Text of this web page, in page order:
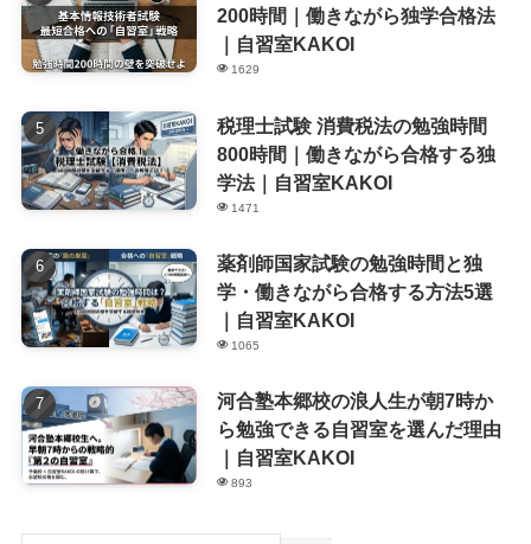
200時間｜働きながら独学合格法
｜自習室KAKOI
1629
税理士試験 消費税法の勉強時間
800時間｜働きながら合格する独
学法｜自習室KAKOI
1471
薬剤師国家試験の勉強時間と独
学・働きながら合格する方法5選
｜自習室KAKOI
1065
河合塾本郷校の浪人生が朝7時か
ら勉強できる自習室を選んだ理由
｜自習室KAKOI
893